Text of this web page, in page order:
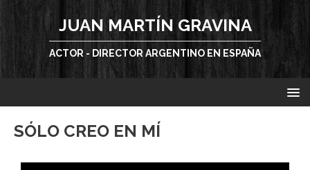
JUAN MARTÍN GRAVINA
ACTOR - DIRECTOR ARGENTINO EN ESPAÑA
SÓLO CREO EN MÍ